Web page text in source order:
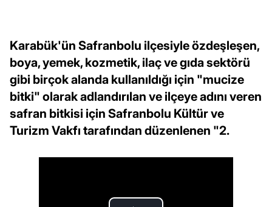
Karabük'ün Safranbolu ilçesiyle özdeşleşen,
boya, yemek, kozmetik, ilaç ve gıda sektörü
gibi birçok alanda kullanıldığı için "mucize
bitki" olarak adlandırılan ve ilçeye adını veren
safran bitkisi için Safranbolu Kültür ve
Turizm Vakfı tarafından düzenlenen "2.